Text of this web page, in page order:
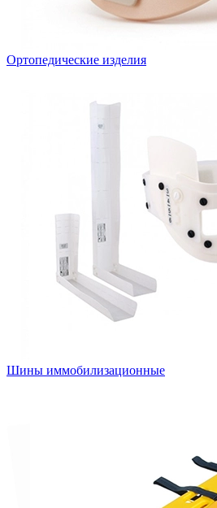
Ортопедические изделия
Шины иммобилизационные